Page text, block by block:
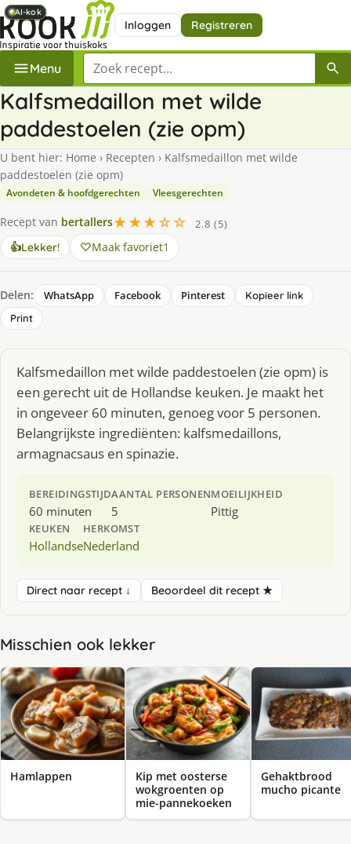
Inloggen Registreren
Menu Zoek een recept
Kalfsmedaillon met wilde
paddestoelen (zie opm)
U bent hier: Home › Recepten › Kalfsmedaillon met wilde
paddestoelen (zie opm)
Avondeten & hoofdgerechten Vleesgerechten
Recept van bertallers★★★☆☆
2.8 (5)
👍Lekker! Maak favoriet1
Delen: WhatsApp Facebook Pinterest
Kopieer link
Print
Kalfsmedaillon met wilde paddestoelen (zie opm) is
een gerecht uit de Hollandse keuken. Je maakt het
in ongeveer 60 minuten, genoeg voor 5 personen.
Belangrijkste ingrediënten: kalfsmedaillons,
armagnacsaus en spinazie.
BEREIDINGSTIJD
60 minuten
AANTAL PERSONEN
5
MOEILIJKHEID
Pittig
KEUKEN
Hollandse
HERKOMST
Nederland
Direct naar recept ↓ Beoordeel dit recept ★
Misschien ook lekker
AI-kok
Hamlappen
AI-kok
Kip met oosterse
wokgroenten op
mie-pannekoeken
Gehaktbrood
mucho picante
AI-kok
AI-kok
AI-kok
AI-kok